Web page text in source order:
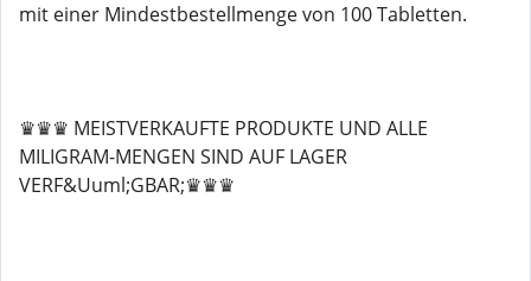
mit einer Mindestbestellmenge von 100 Tabletten.
♛♛♛ MEISTVERKAUFTE PRODUKTE UND ALLE
MILIGRAM-MENGEN SIND AUF LAGER
VERF&Uuml;GBAR;♛♛♛